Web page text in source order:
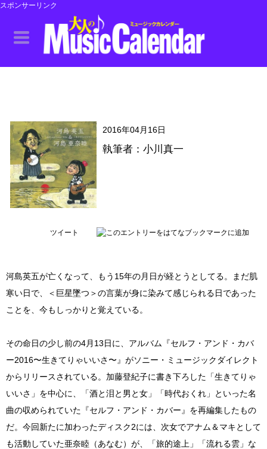
スポンサーリンク
2016年04月16日
執筆者：小川真一
ツイート
河島英五が亡くなって、もう15年の月日が経とうとしてる。まだ肌
寒い日で、＜巨星墜つ＞の言葉が身に染みて感じられる日であった
ことを、今もしっかりと覚えている。
その命日の少し前の4月13日に、アルバム『セルフ・アンド・カバ
ー2016〜生きてりゃいいさ〜』がソニー・ミュージックダイレクト
からリリースされている。加藤登紀子に書き下ろした「生きてりゃ
いいさ」を中心に、「酒と泪と男と女」「時代おくれ」といった名
曲の収められていた『セルフ・アンド・カバー』を再編集したもの
だ。今回新たに加わったディスク2には、次女でアナム＆マキとして
も活動していた亜奈睦（あなむ）が、「旅的途上」「流れる雲」な